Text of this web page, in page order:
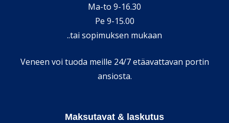
Ma-to 9-16.30
Pe 9-15.00
..tai sopimuksen mukaan
Veneen voi tuoda meille 24/7 etäavattavan portin
ansiosta.
Maksutavat & laskutus